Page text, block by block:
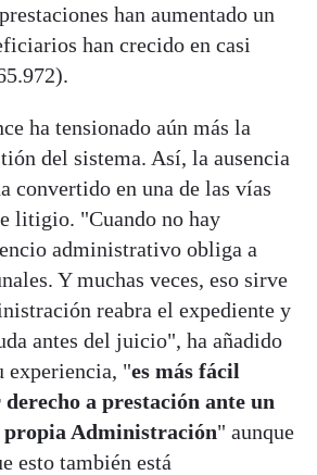
han aumentado un
han crecido en casi
ha tensionado aún más la
del sistema. Así, la ausencia
convertido en una de las vías
litigio. "Cuando no hay
administrativo obliga a
Y muchas veces, eso sirve
reabra el expediente y
antes del juicio", ha añadido
experiencia, "es más fácil
a prestación ante un
propia Administración" aunque
esto también está